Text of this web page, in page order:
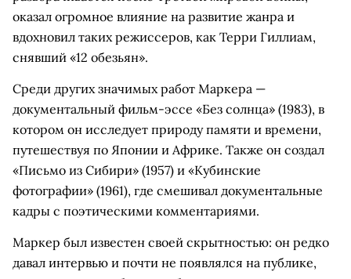
оказал огромное влияние на развитие жанра и
вдохновил таких режиссеров, как Терри Гиллиам,
снявший «12 обезьян».
Среди других значимых работ Маркера —
документальный фильм-эссе «Без солнца» (1983), в
котором он исследует природу памяти и времени,
путешествуя по Японии и Африке. Также он создал
«Письмо из Сибири» (1957) и «Кубинские
фотографии» (1961), где смешивал документальные
кадры с поэтическими комментариями.
Маркер был известен своей скрытностью: он редко
давал интервью и почти не появлялся на публике,